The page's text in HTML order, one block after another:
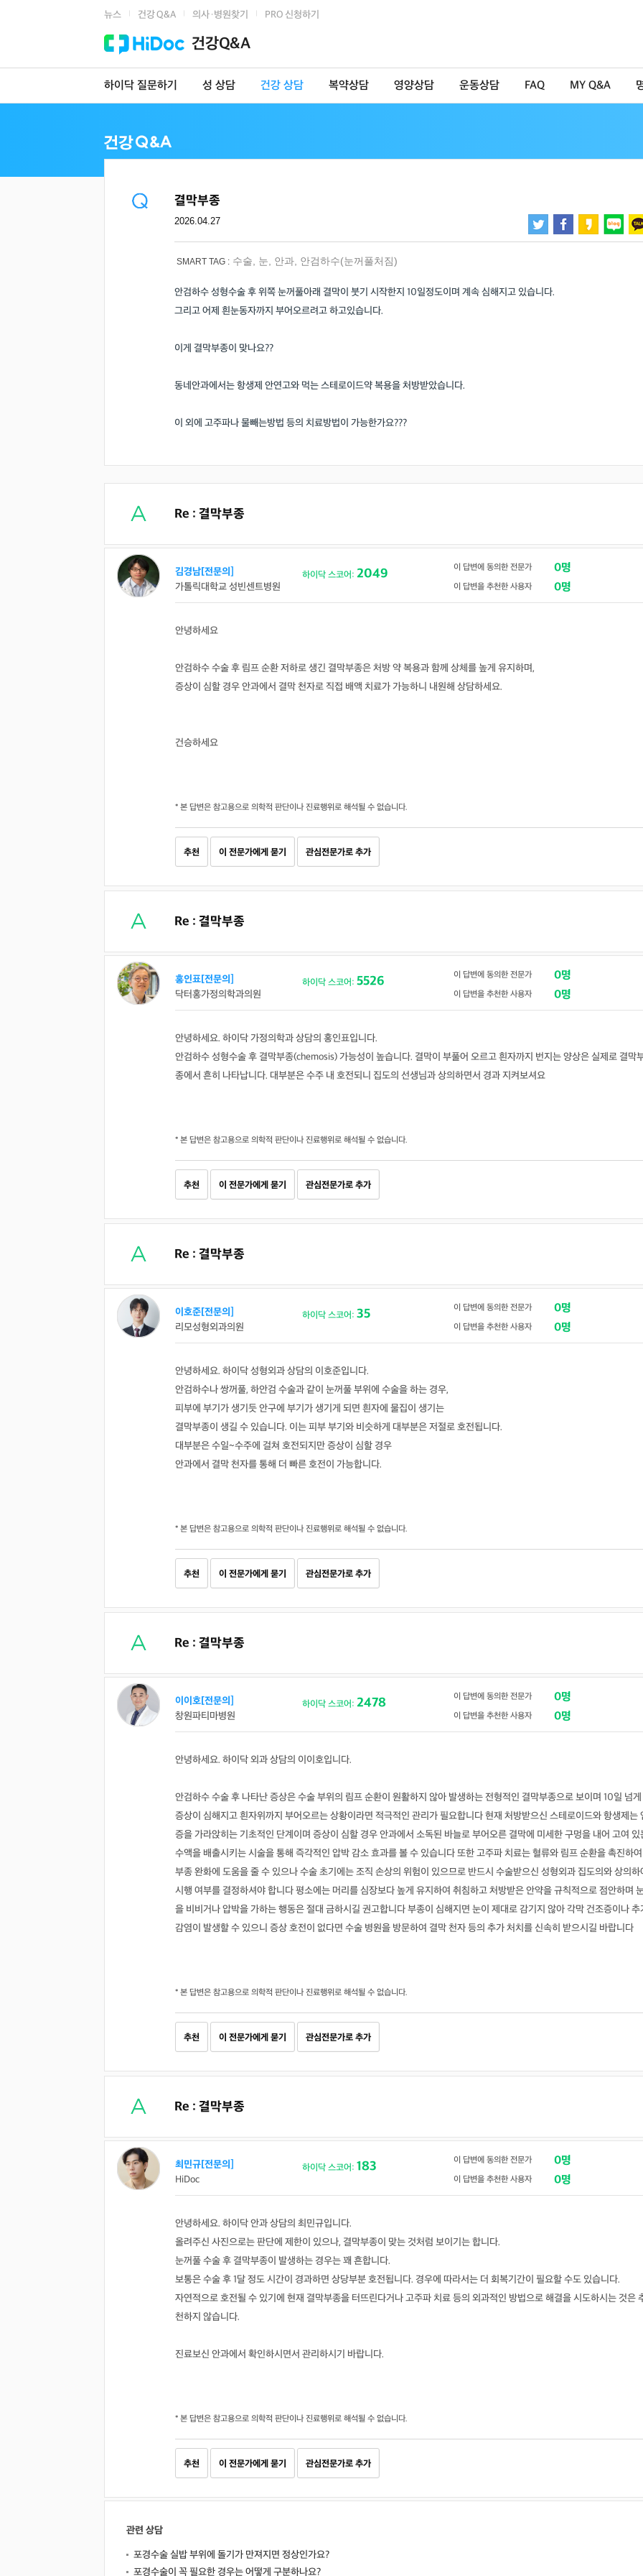
뉴스 건강 Q&A 의사·병원찾기 PRO 신청하기
건강Q&A
하이닥 질문하기 성 상담 건강 상담 복약상담 영양상담 운동상담 FAQ MY Q&A
결막부종
2026.04.27
SMART TAG : 수술 눈 안과 안검하수(눈꺼풀처짐)
안검하수 성형수술 후 위쪽 눈꺼풀아래 결막이 붓기 시작한지 10일정도이며 계속 심해지고 있습니다.
그리고 어제 흰눈동자까지 부어오르려고 하고있습니다.
이게 결막부종이 맞나요??
동네안과에서는 항생제 안연고와 먹는 스테로이드약 복용을 처방받았습니다.
이 외에 고주파나 물빼는방법 등의 치료방법이 가능한가요???
Re : 결막부종
김경남[전문의]
가톨릭대학교 성빈센트병원
하이닥 스코어: 2049 이 답변에 동의한 전문가 0명
이 답변을 추천한 사용자 0명
안녕하세요
안검하수 수술 후 림프 순환 저하로 생긴 결막부종은 처방 약 복용과 함께 상체를 높게 유지하며,
증상이 심할 경우 안과에서 결막 천자로 직접 배액 치료가 가능하니 내원해 상담하세요.
건승하세요
* 본 답변은 참고용으로 의학적 판단이나 진료행위로 해석될 수 없습니다.
추천 이 전문가에게 묻기 관심전문가로 추가
Re : 결막부종
홍인표[전문의]
닥터홍가정의학과의원
하이닥 스코어: 5526 이 답변에 동의한 전문가 0명
이 답변을 추천한 사용자 0명
안녕하세요. 하이닥 가정의학과 상담의 홍인표입니다.
안검하수 성형수술 후 결막부종(chemosis) 가능성이 높습니다. 결막이 부풀어 오르고 흰자까지 번지는 양상은 실제로 결막
종에서 흔히 나타납니다. 대부분은 수주 내 호전되니 집도의 선생님과 상의하면서 경과 지켜보셔요
* 본 답변은 참고용으로 의학적 판단이나 진료행위로 해석될 수 없습니다.
추천 이 전문가에게 묻기 관심전문가로 추가
Re : 결막부종
이호준[전문의]
리모성형외과의원
하이닥 스코어: 35 이 답변에 동의한 전문가 0명
이 답변을 추천한 사용자 0명
안녕하세요. 하이닥 성형외과 상담의 이호준입니다.
안검하수나 쌍꺼풀, 하안검 수술과 같이 눈꺼풀 부위에 수술을 하는 경우,
피부에 부기가 생기듯 안구에 부기가 생기게 되면 흰자에 물집이 생기는
결막부종이 생길 수 있습니다. 이는 피부 부기와 비슷하게 대부분은 저절로 호전됩니다.
대부분은 수일~수주에 걸쳐 호전되지만 증상이 심할 경우
안과에서 결막 천자를 통해 더 빠른 호전이 가능합니다.
* 본 답변은 참고용으로 의학적 판단이나 진료행위로 해석될 수 없습니다.
추천 이 전문가에게 묻기 관심전문가로 추가
Re : 결막부종
이이호[전문의]
창원파티마병원
하이닥 스코어: 2478 이 답변에 동의한 전문가 0명
이 답변을 추천한 사용자 0명
안녕하세요. 하이닥 외과 상담의 이이호입니다.
안검하수 수술 후 나타난 증상은 수술 부위의 림프 순환이 원활하지 않아 발생하는 전형적인 결막부종으로 보이며 10일 넘게
증상이 심해지고 흰자위까지 부어오르는 상황이라면 적극적인 관리가 필요합니다 현재 처방받으신 스테로이드와 항생제는
증을 가라앉히는 기초적인 단계이며 증상이 심할 경우 안과에서 소독된 바늘로 부어오른 결막에 미세한 구멍을 내어 고여 있
수액을 배출시키는 시술을 통해 즉각적인 압박 감소 효과를 볼 수 있습니다 또한 고주파 치료는 혈류와 림프 순환을 촉진하여
부종 완화에 도움을 줄 수 있으나 수술 초기에는 조직 손상의 위험이 있으므로 반드시 수술받으신 성형외과 집도의와 상의하
시행 여부를 결정하셔야 합니다 평소에는 머리를 심장보다 높게 유지하여 취침하고 처방받은 안약을 규칙적으로 점안하며
을 비비거나 압박을 가하는 행동은 절대 금하시길 권고합니다 부종이 심해지면 눈이 제대로 감기지 않아 각막 건조증이나 추
감염이 발생할 수 있으니 증상 호전이 없다면 수술 병원을 방문하여 결막 천자 등의 추가 처치를 신속히 받으시길 바랍니다
* 본 답변은 참고용으로 의학적 판단이나 진료행위로 해석될 수 없습니다.
추천 이 전문가에게 묻기 관심전문가로 추가
Re : 결막부종
최민규[전문의]
HiDoc
하이닥 스코어: 183 이 답변에 동의한 전문가 0명
이 답변을 추천한 사용자 0명
안녕하세요. 하이닥 안과 상담의 최민규입니다.
올려주신 사진으로는 판단에 제한이 있으나, 결막부종이 맞는 것처럼 보이기는 합니다.
눈꺼풀 수술 후 결막부종이 발생하는 경우는 꽤 흔합니다.
보통은 수술 후 1달 정도 시간이 경과하면 상당부분 호전됩니다. 경우에 따라서는 더 회복기간이 필요할 수도 있습니다.
자연적으로 호전될 수 있기에 현재 결막부종을 터뜨린다거나 고주파 치료 등의 외과적인 방법으로 해결을 시도하시는 것은
천하지 않습니다.
진료보신 안과에서 확인하시면서 관리하시기 바랍니다.
* 본 답변은 참고용으로 의학적 판단이나 진료행위로 해석될 수 없습니다.
추천 이 전문가에게 묻기 관심전문가로 추가
관련 상담
포경수술 실밥 부위에 돌기가 만져지면 정상인가요?
포경수술이 꼭 필요한 경우는 어떻게 구분하나요?